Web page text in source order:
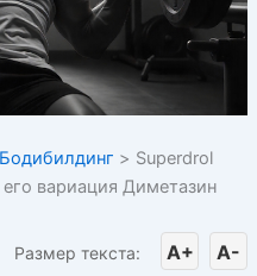
Бодибилдинг > Superdrol
вариация Диметазин
Размер текста: A+ A-